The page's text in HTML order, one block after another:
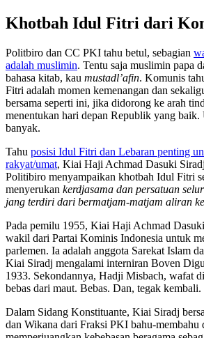
Khotbah Idul Fitri dari
Politbiro dan CC PKI tahu betul, sebagian
adalah muslimin. Tentu saja muslimin papa
bahasa kitab, kau mustadl’afin. Komunis
Fitri adalah momen kemenangan dan
bersama seperti ini, jika didorong ke arah
menentukan hari depan Republik yang baik.
banyak.
Tahu posisi Idul Fitri dan Lebaran penting
rakyat/umat, Kiai Haji Achmad Dasuki
Politibiro menyampaikan khotbah Idul Fitri
menyerukan kerdjasama dan persatuan
jang terdiri dari bermatjam-matjam aliran
Pada pemilu 1955, Kiai Haji Achmad
wakil dari Partai Kominis Indonesia untuk
parlemen. Ia adalah anggota Sarekat Islam
Kiai Siradj mengalami interniran Boven
1933. Sekondannya, Hadji Misbach, wafat
bebas dari maut. Bebas. Dan, tegak kembali.
Dalam Sidang Konstituante, Kiai Siradj
dan Wikana dari Fraksi PKI bahu-membahu